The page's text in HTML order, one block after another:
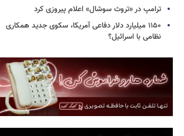
ترامپ در «تروث سوشال» اعلام پیروزی کرد
۱۱۵۰ میلیارد دلار دفاعی آمریکا، سکوی جدید همکاری
نظامی با اسرائیل؟